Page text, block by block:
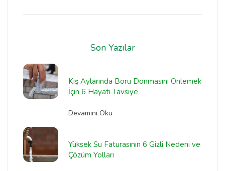
Son Yazılar
Kış Aylarında Boru Donmasını Önlemek
İçin 6 Hayati Tavsiye
Devamını Oku
Yüksek Su Faturasının 6 Gizli Nedeni ve
Çözüm Yolları